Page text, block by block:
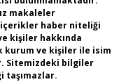
makaleler
içerikler haber niteliği
kişiler hakkında
kurum ve kişiler ile isim
Sitemizdeki bilgiler
taşımazlar.